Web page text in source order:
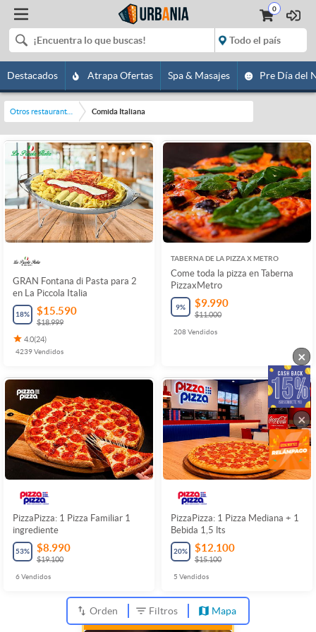
0
Destacados Atrapa Ofertas Spa & Masajes Pre Día del
Comida Italiana
GRAN Fontana di Pasta para 2
en La Piccola Italia
18% $15.590
$18.999
4.0(24)
4239Vendidos
TABERNA DE LA PIZZA X METRO
Come toda la pizza en Taberna
PizzaxMetro
9% $9.990
$11.000
208Vendidos
PizzaPizza: 1 Pizza Familiar 1
ingrediente
53% $8.990
$19.100
6Vendidos
PizzaPizza: 1 Pizza Mediana + 1
Bebida 1,5 lts
20% $12.100
$15.100
5 Vendidos
Orden Filtros Mapa
×
×